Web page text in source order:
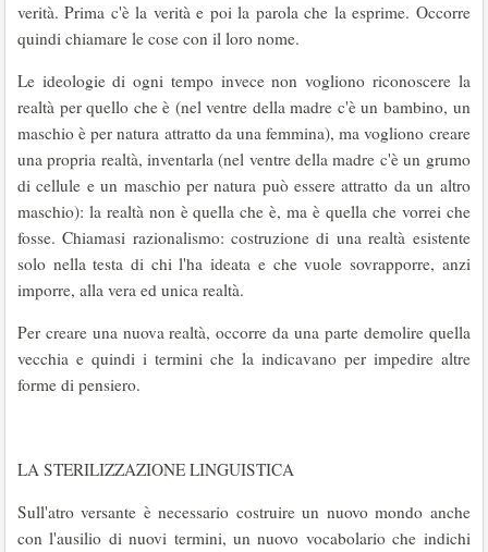
verità. Prima c'è la verità e poi la parola che la esprime. Occorre
quindi chiamare le cose con il loro nome.
Le ideologie di ogni tempo invece non vogliono riconoscere la
realtà per quello che è (nel ventre della madre c'è un bambino, un
maschio è per natura attratto da una femmina), ma vogliono creare
una propria realtà, inventarla (nel ventre della madre c'è un grumo
di cellule e un maschio per natura può essere attratto da un altro
maschio): la realtà non è quella che è, ma è quella che vorrei che
fosse. Chiamasi razionalismo: costruzione di una realtà esistente
solo nella testa di chi l'ha ideata e che vuole sovrapporre, anzi
imporre, alla vera ed unica realtà.
Per creare una nuova realtà, occorre da una parte demolire quella
vecchia e quindi i termini che la indicavano per impedire altre
forme di pensiero.
LA STERILIZZAZIONE LINGUISTICA
Sull'atro versante è necessario costruire un nuovo mondo anche
con l'ausilio di nuovi termini, un nuovo vocabolario che indichi